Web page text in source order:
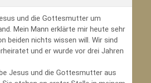
und die Gottesmutter um
Mein Mann erklärte mir heute sehr
beiden nichts wissen will. Wir sind
und er wurde vor drei Jahren
Jesus und die Gottesmutter aus